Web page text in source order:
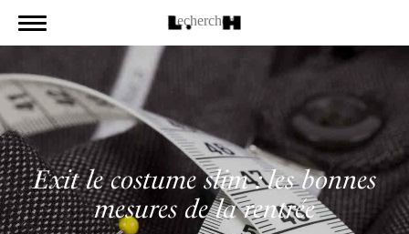
Exit le costume slim : les bonnes
mesures de la rentrée